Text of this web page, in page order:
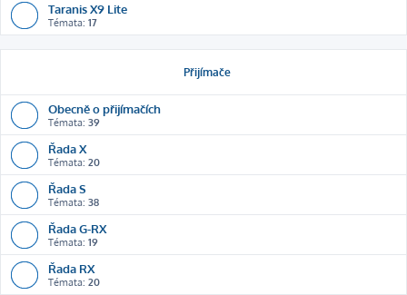
Taranis X9 Lite
Témata: 17
Přijímače
Obecně o přijímačích
Témata: 39
Řada X
Témata: 20
Řada S
Témata: 38
Řada G-RX
Témata: 19
Řada RX
Témata: 20